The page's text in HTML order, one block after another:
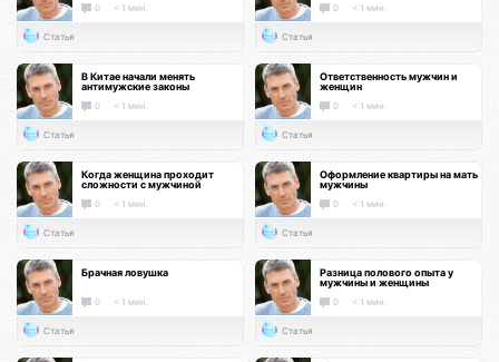
0 < 1 мин.
Статья
0 < 1 мин.
Статья
В Китае начали менять
антимужские законы
0 < 1 мин.
Статья
Ответственность мужчин и
женщин
0 < 1 мин.
Статья
Когда женщина проходит
сложности с мужчиной
0 < 1 мин.
Статья
Оформление квартиры на мать
мужчины
0 < 1 мин.
Статья
Брачная ловушка
0 < 1 мин.
Статья
Разница полового опыта у
мужчины и женщины
0 < 1 мин.
Статья